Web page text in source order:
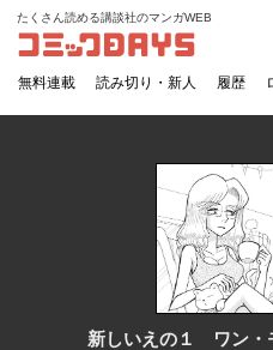
コミックDAYS
たくさん読める講談社のマンガWEB
無料連載 読み切り・新人 履歴
新しいえの１ ワン・